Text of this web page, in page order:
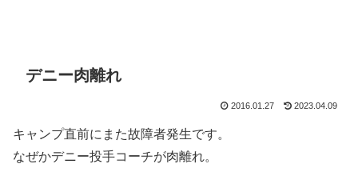
デニー肉離れ
2016.01.27 2023.04.09
キャンプ直前にまた故障者発生です。
なぜかデニー投手コーチが肉離れ。